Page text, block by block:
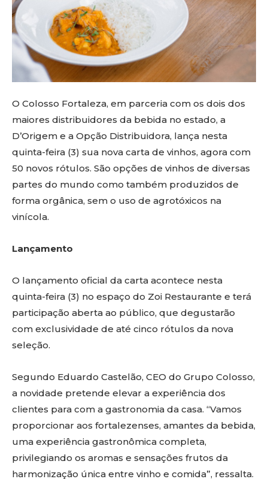
O Colosso Fortaleza, em parceria com os dois dos
maiores distribuidores da bebida no estado, a
D’Origem e a Opção Distribuidora, lança nesta
quinta-feira (3) sua nova carta de vinhos, agora com
50 novos rótulos. São opções de vinhos de diversas
partes do mundo como também produzidos de
forma orgânica, sem o uso de agrotóxicos na
vinícola.
Lançamento
O lançamento oficial da carta acontece nesta
quinta-feira (3) no espaço do Zoi Restaurante e terá
participação aberta ao público, que degustarão
com exclusividade de até cinco rótulos da nova
seleção.
Segundo Eduardo Castelão, CEO do Grupo Colosso,
a novidade pretende elevar a experiência dos
clientes para com a gastronomia da casa. “Vamos
proporcionar aos fortalezenses, amantes da bebida,
uma experiência gastronômica completa,
privilegiando os aromas e sensações frutos da
harmonização única entre vinho e comida”, ressalta.